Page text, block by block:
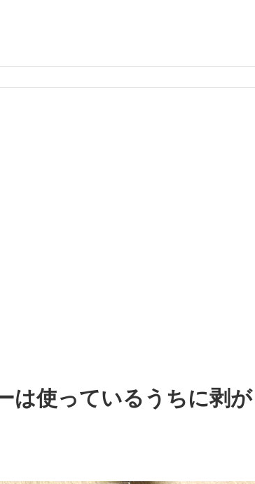
は使っているうちに剥が